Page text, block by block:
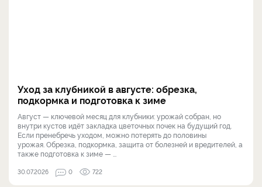
Уход за клубникой в августе: обрезка,
подкормка и подготовка к зиме
Август — ключевой месяц для клубники: урожай собран, но
внутри кустов идёт закладка цветочных почек на будущий год.
Если пренебречь уходом, можно потерять до половины
урожая. Обрезка, подкормка, защита от болезней и вредителей, а
также подготовка к зиме — ...
30.07.2026 0 722